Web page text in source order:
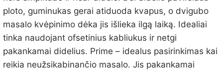
ploto, guminukas gerai atiduoda kvapus, o dvigubo
masalo kvėpinimo dėka jis išlieka ilgą laiką. Idealiai
tinka naudojant ofsetinius kabliukus ir netgi
pakankamai didelius. Prime – idealus pasirinkimas kai
reikia neužsikabinančio masalo. Jis pakankamai